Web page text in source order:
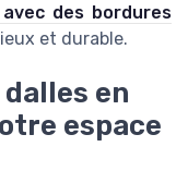
des bordures
et durable.
en
espace